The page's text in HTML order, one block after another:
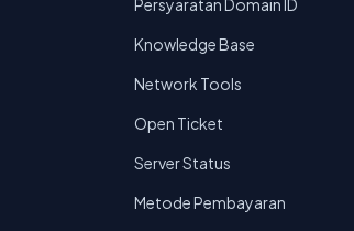
Persyaratan Domain ID
Knowledge Base
Network Tools
Open Ticket
Server Status
Metode Pembayaran